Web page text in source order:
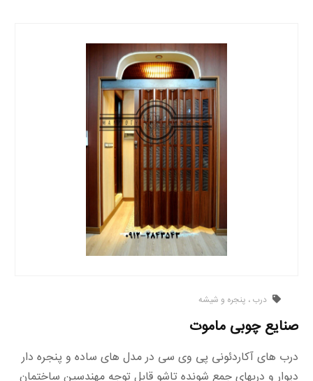
درب ، پنجره و شیشه
صنایع چوبی ماموت
درب های آکاردئونی پی وی سی در مدل های ساده و پنجره دار